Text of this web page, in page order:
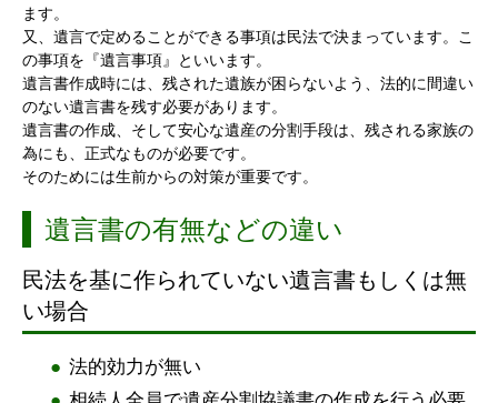
ます。
又、遺言で定めることができる事項は民法で決まっています。こ
の事項を『遺言事項』といいます。
遺言書作成時には、残された遺族が困らないよう、法的に間違い
のない遺言書を残す必要があります。
遺言書の作成、そして安心な遺産の分割手段は、残される家族の
為にも、正式なものが必要です。
そのためには生前からの対策が重要です。
遺言書の有無などの違い
民法を基に作られていない遺言書もしくは無
い場合
法的効力が無い